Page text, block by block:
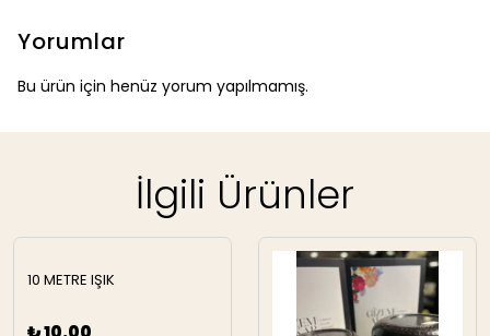
Yorumlar
Bu ürün için henüz yorum yapılmamış.
İlgili Ürünler
10 METRE IŞIK